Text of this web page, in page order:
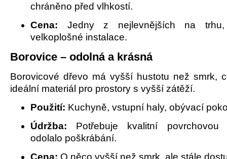
chráněno před vlhkostí.
Cena: Jedny z nejlevnějších na
velkoplošné instalace.
Borovice – odolná a krásná
Borovicové dřevo má vyšší hustotu než smrk,
ideální materiál pro prostory s vyšší zátěží.
Použití: Kuchyně, vstupní haly, obývací
Údržba: Potřebuje kvalitní povrchovou
odolalo poškrábání.
Cena: O něco vyšší než smrk, ale stále